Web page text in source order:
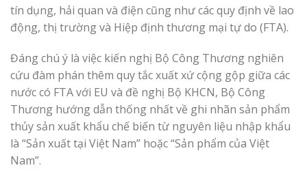
tín dụng, hải quan và điện cũng như các quy định về lao
động, thị trường và Hiệp định thương mại tự do (FTA).
Đáng chú ý là việc kiến nghị Bộ Công Thương nghiên
cứu đàm phán thêm quy tắc xuất xứ cộng gộp giữa các
nước có FTA với EU và đề nghị Bộ KHCN, Bộ Công
Thương hướng dẫn thống nhất về ghi nhãn sản phẩm
thủy sản xuất khẩu chế biến từ nguyên liệu nhập khẩu
là “Sản xuất tại Việt Nam” hoặc “Sản phẩm của Việt
Nam”.